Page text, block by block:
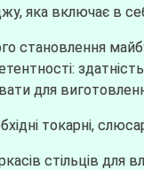
яка включає в
становлення
для
токарні,
стільців для